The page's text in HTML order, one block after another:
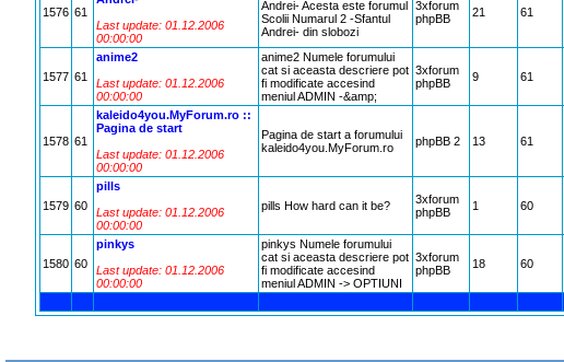
1576 61
Last update: 01.12.2006
00:00:00
Andrei- Acesta este forumul
Scolii Numarul 2 -Sfantul
Andrei- din slobozi
3xforum
phpBB
21 61
1577 61
anime2
Last update: 01.12.2006
00:00:00
anime2 Numele forumului
cat si aceasta descriere pot
fi modificate accesind
meniul ADMIN -&amp;
3xforum
phpBB
9 61
1578 61
kaleido4you.MyForum.ro ::
Pagina de start
Last update: 01.12.2006
00:00:00
Pagina de start a forumului
kaleido4you.MyForum.ro
phpBB 2 13 61
1579 60
pills
Last update: 01.12.2006
00:00:00
pills How hard can it be?
3xforum
phpBB
1 60
1580 60
pinkys
Last update: 01.12.2006
00:00:00
pinkys Numele forumului
cat si aceasta descriere pot
fi modificate accesind
meniul ADMIN -> OPTIUNI
3xforum
phpBB
18 60